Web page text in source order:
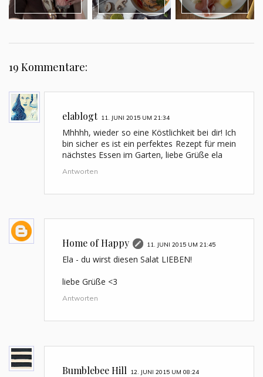
19 Kommentare:
elablogt 11. JUNI 2015 UM 21:34
Mhhhh, wieder so eine Köstlichkeit bei dir! Ich
bin sicher es ist ein perfektes Rezept für mein
nächstes Essen im Garten, liebe Grüße ela
Antworten
Home of Happy 11. JUNI 2015 UM 21:45
Ela - du wirst diesen Salat LIEBEN!
liebe Grüße <3
Antworten
Bumblebee Hill 12. JUNI 2015 UM 08:24